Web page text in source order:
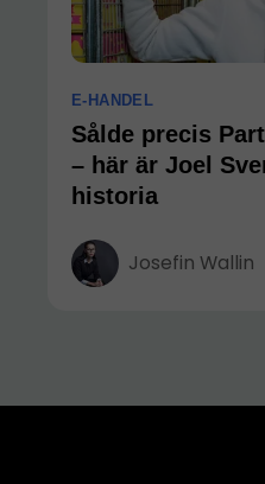
E-HANDEL
Sålde precis
– här är Joel
historia
Josefin Wallin